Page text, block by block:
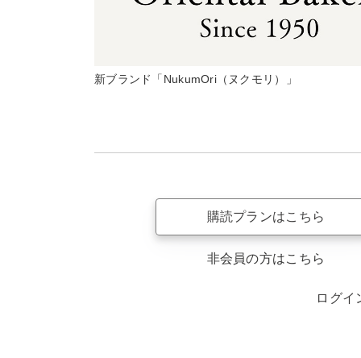
新ブランド「NukumOri（ヌクモリ）」
購読プランはこちら
非会員の方はこちら
ログイ